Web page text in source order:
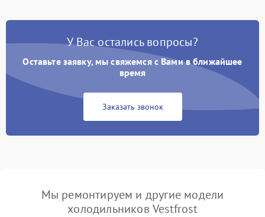
У Вас остались вопросы?
Оставьте заявку, мы свяжемся с Вами в ближайшее
время
Заказать звонок
Мы ремонтируем и другие модели
холодильников Vestfrost